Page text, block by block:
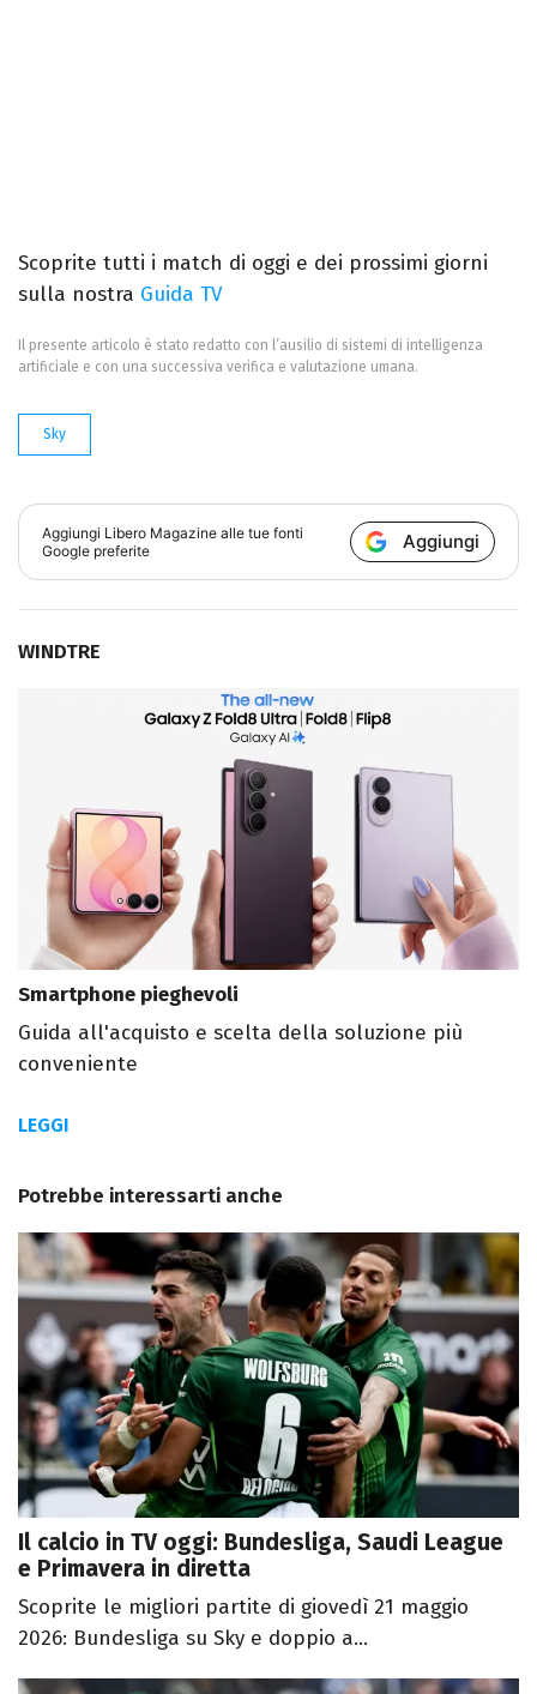
Scoprite tutti i match di oggi e dei prossimi giorni
sulla nostra Guida TV
Il presente articolo è stato redatto con l’ausilio di sistemi di intelligenza
artificiale e con una successiva verifica e valutazione umana.
Sky
Aggiungi Libero Magazine alle tue fonti
Google preferite
Aggiungi
WINDTRE
Smartphone pieghevoli
Guida all'acquisto e scelta della soluzione più
conveniente
LEGGI
Potrebbe interessarti anche
Il calcio in TV oggi: Bundesliga, Saudi League
e Primavera in diretta
Scoprite le migliori partite di giovedì 21 maggio
2026: Bundesliga su Sky e doppio a...